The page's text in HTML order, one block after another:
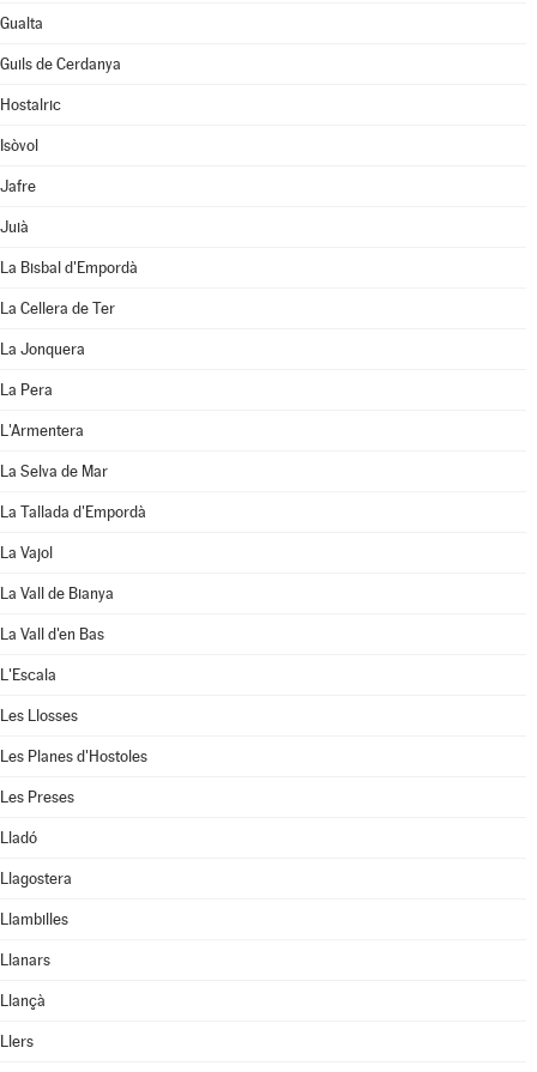
Gualta
Guils de Cerdanya
Hostalric
Isòvol
Jafre
Juià
La Bisbal d'Empordà
La Cellera de Ter
La Jonquera
La Pera
L'Armentera
La Selva de Mar
La Tallada d'Empordà
La Vajol
La Vall de Bianya
La Vall d'en Bas
L'Escala
Les Llosses
Les Planes d'Hostoles
Les Preses
Lladó
Llagostera
Llambilles
Llanars
Llançà
Llers